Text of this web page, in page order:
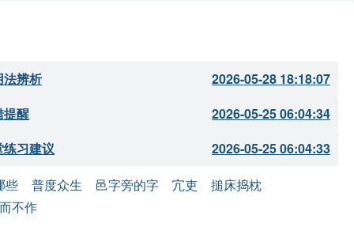
法辨析
2026-05-28 18:18:07
提醒
2026-05-25 06:04:34
习建议
2026-05-25 06:04:33
些
普度众生 邑字旁的字 宂吏
搥床捣枕
不作